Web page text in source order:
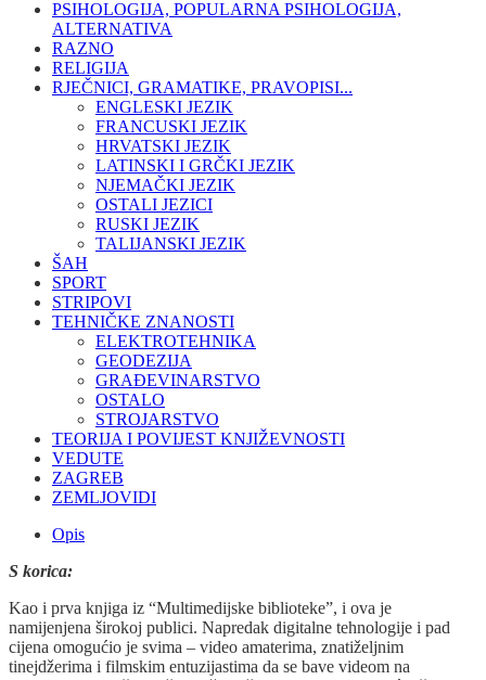
PSIHOLOGIJA, POPULARNA PSIHOLOGIJA,
ALTERNATIVA
RAZNO
RELIGIJA
RJEČNICI, GRAMATIKE, PRAVOPISI...
ENGLESKI JEZIK
FRANCUSKI JEZIK
HRVATSKI JEZIK
LATINSKI I GRČKI JEZIK
NJEMAČKI JEZIK
OSTALI JEZICI
RUSKI JEZIK
TALIJANSKI JEZIK
ŠAH
SPORT
STRIPOVI
TEHNIČKE ZNANOSTI
ELEKTROTEHNIKA
GEODEZIJA
GRAĐEVINARSTVO
OSTALO
STROJARSTVO
TEORIJA I POVIJEST KNJIŽEVNOSTI
VEDUTE
ZAGREB
ZEMLJOVIDI
Opis
S korica:
Kao i prva knjiga iz “Multimedijske biblioteke”, i ova je
namijenjena širokoj publici. Napredak digitalne tehnologije i pad
cijena omogućio je svima – video amaterima, znatiželjnim
tinejdžerima i filmskim entuzijastima da se bave videom na